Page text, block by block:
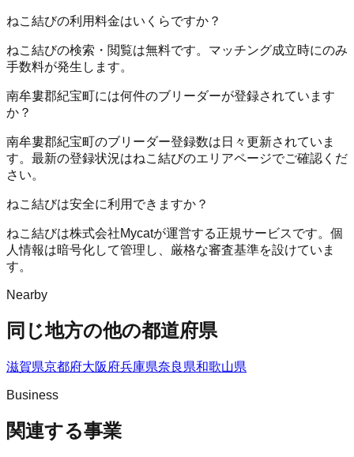
ねこ結びの利用料金はいくらですか？
ねこ結びの検索・閲覧は無料です。マッチング成立時にのみ
手数料が発生します。
南牟婁郡紀宝町には何件のブリーダーが登録されています
か？
南牟婁郡紀宝町のブリーダー登録数は日々更新されていま
す。最新の登録状況はねこ結びのエリアページでご確認くだ
さい。
ねこ結びは安全に利用できますか？
ねこ結びは株式会社Mycatが運営する正規サービスです。個
人情報は暗号化して管理し、厳格な審査基準を設けていま
す。
Nearby
同じ地方の他の都道府県
滋賀県京都府大阪府兵庫県奈良県和歌山県
Business
関連する事業